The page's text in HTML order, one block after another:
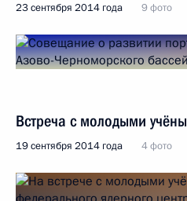
23 сентября 2014 года 9 фото
Встреча с молодыми
19 сентября 2014 года 4 фото